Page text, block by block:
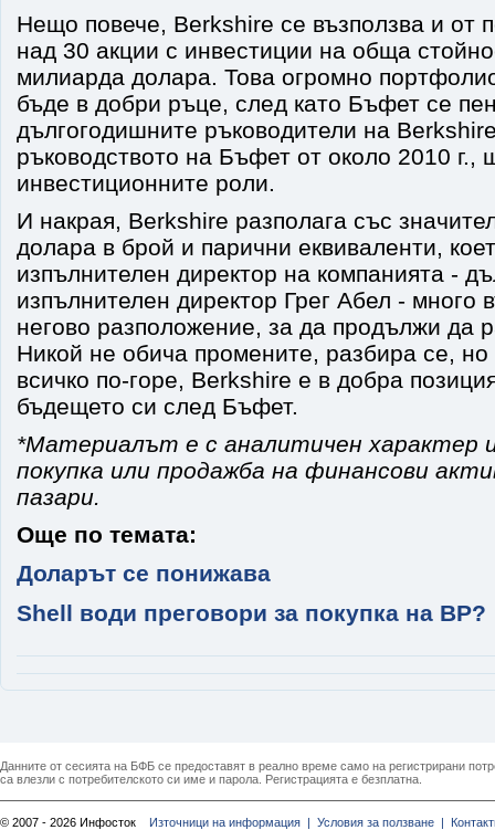
Нещо повече, Berkshire се възползва и от
над 30 акции с инвестиции на обща
милиарда долара. Това огромно
бъде в добри ръце, след като Бъфет се
дългогодишните ръководители на
ръководството на Бъфет от около 2010 г.,
инвестиционните роли.
И накрая, Berkshire разполага със
долара в брой и парични еквиваленти,
изпълнителен директор на компанията -
изпълнителен директор Грег Абел - много
негово разположение, за да продължи да
Никой не обича промените, разбира се, но
всичко по-горе, Berkshire е в добра
бъдещето си след Бъфет.
*Материалът е с аналитичен характер
покупка или продажба на финансови
пазари.
Още по темата:
Доларът се понижава
Shell води преговори за покупка на ВР?
Данните от сесията на БФБ се предоставят в реално време само на регистрирани
са влезли с потребителското си име и парола. Регистрацията е безплатна.
© 2007 - 2026 Инфосток Източници на информация | Условия за ползване |